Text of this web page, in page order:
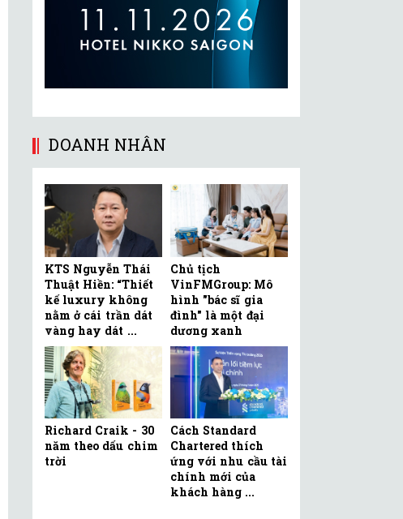
DOANH NHÂN
KTS Nguyễn Thái
Thuật Hiền: “Thiết
kế luxury không
nằm ở cái trần dát
vàng hay dát ...
Chủ tịch
VinFMGroup: Mô
hình "bác sĩ gia
đình" là một đại
dương xanh
Richard Craik - 30
năm theo dấu chim
trời
Cách Standard
Chartered thích
ứng với nhu cầu tài
chính mới của
khách hàng ...